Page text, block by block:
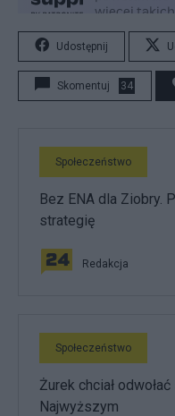
Udostępnij
Skomentuj 34
Społeczeństwo
Bez ENA dla Ziobry.
strategię
Redakcja
Społeczeństwo
Żurek chciał
Najwyższym